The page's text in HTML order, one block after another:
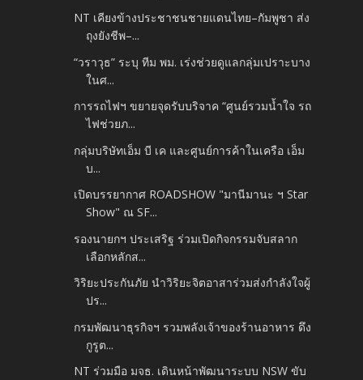
NT เคียงข้างประชาชนชายแดนไทย–กัมพูชา ส่ง
ถุงยังชีพ–...
“วราวุธ” ระบุ ทีม พม. เร่งช่วยดูแลกลุ่มเปราะบาง
ในศ...
การรถไฟฯ ขยายจุดรับบริจาค “ศูนย์รวมน้ำใจ รถ
ไฟช่วยภ...
กลุ่มบริษัทเอ็ม บี เค และศูนย์การค้าในเครือ เอ็ม
บ...
เปิดบรรยากาศ ROADSHOW "มานีมานะ ฯ Star
Show" ณ SF...
รองนายกฯ ประเสริฐ ร่วมเปิดกิจกรรมจับสลาก
เลือกหลักส...
วิริยะประกันภัย นำวิริยะจิตอาสาร่วมส่งกำลังใจผู้
ปร...
กรมพัฒนาธุรกิจฯ รวมพลังเจ้าของร้านอาหาร ดึง
กูรูต...
NT ร่วมมือ มจธ. เดินหน้าพัฒนาระบบ NSW ขับ